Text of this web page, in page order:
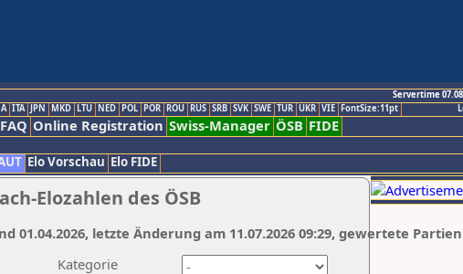
Servertime
ITA JPN MKD LTU NED POL POR ROU RUS SRB SVK SWE TUR UKR VIE FontSize:11pt
FAQ Online Registration Swiss-Manager ÖSB FIDE
Elo Vorschau Elo FIDE
Elozahlen des ÖSB
Kategorie
01.04.2026, letzte Änderung am 11.07.2026 09:29, gewertete